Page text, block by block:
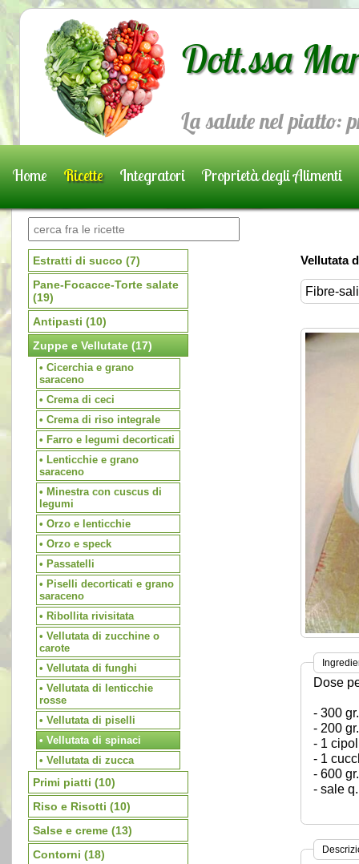
Dott.ssa
La salute nel piatto:
Home Ricette Integratori Proprietà degli Alimenti
Prenota una visita
Estratti di succo (7)
Pane-Focacce-Torte salate
(19)
Antipasti (10)
Zuppe e Vellutate (17)
• Cicerchia e grano
saraceno
• Crema di ceci
• Crema di riso integrale
• Farro e legumi decorticati
• Lenticchie e grano
saraceno
• Minestra con cuscus di
legumi
• Orzo e lenticchie
• Orzo e speck
• Passatelli
• Piselli decorticati e grano
saraceno
• Ribollita rivisitata
• Vellutata di zucchine o
carote
• Vellutata di funghi
• Vellutata di lenticchie
rosse
• Vellutata di piselli
• Vellutata di spinaci
• Vellutata di zucca
Primi piatti (10)
Riso e Risotti (10)
Salse e creme (13)
Contorni (18)
Vellutata
Fibre-
Dose
- 300
- 200
- 1
- 1
- 600
- sale